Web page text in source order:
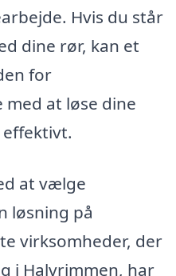
Hvis du står
dine rør, kan et
for
at løse dine
at vælge
løsning på
virksomheder, der
i Halvrimmen, har